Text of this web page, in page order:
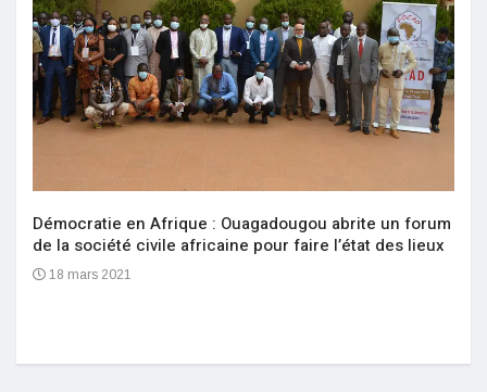
Démocratie en Afrique : Ouagadougou abrite un forum
de la société civile africaine pour faire l’état des lieux
18 mars 2021